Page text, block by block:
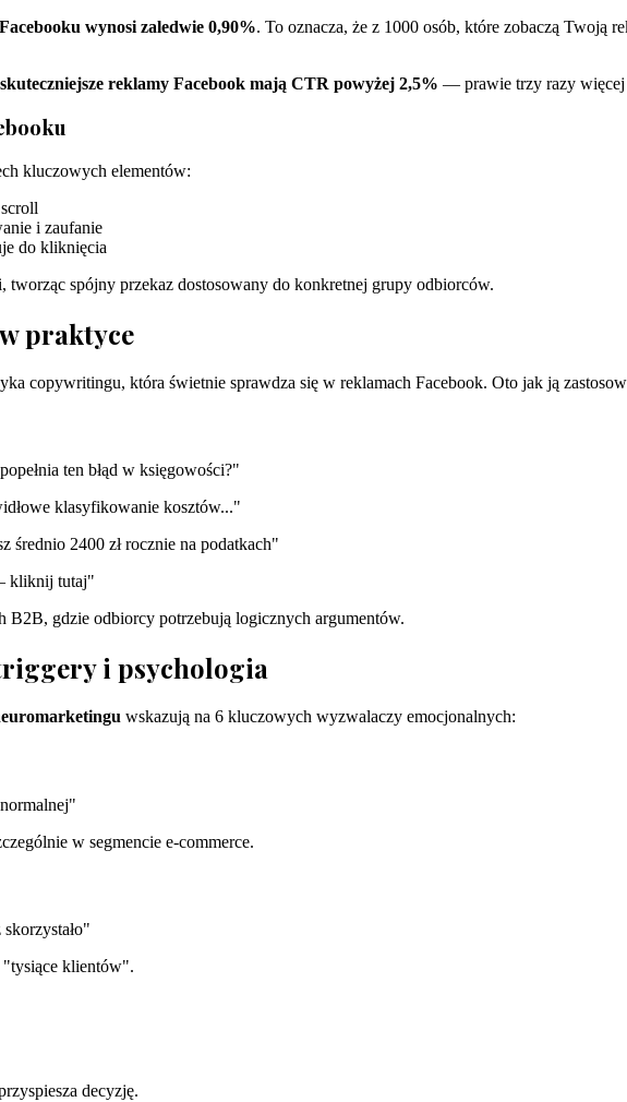
wynosi zaledwie 0,90%. To oznacza, że z 1000 osób, które zobaczą Twoją
reklamy Facebook mają CTR powyżej 2,5% — prawie trzy razy więcej
kluczowych elementów:
i zaufanie
do kliknięcia
tworząc spójny przekaz dostosowany do konkretnej grupy odbiorców.
praktyce
copywritingu, która świetnie sprawdza się w reklamach Facebook. Oto jak ją
ten błąd w księgowości?"
klasyfikowanie kosztów..."
średnio 2400 zł rocznie na podatkach"
kliknij tutaj"
B2B, gdzie odbiorcy potrzebują logicznych argumentów.
i psychologia
wskazują na 6 kluczowych wyzwalaczy emocjonalnych:
w segmencie e-commerce.
klientów".
decyzję.